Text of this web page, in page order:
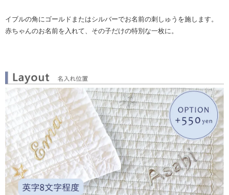
イブルの角にゴールドまたはシルバーでお名前の刺しゅうを施します。
赤ちゃんのお名前を入れて、その子だけの特別な一枚に。